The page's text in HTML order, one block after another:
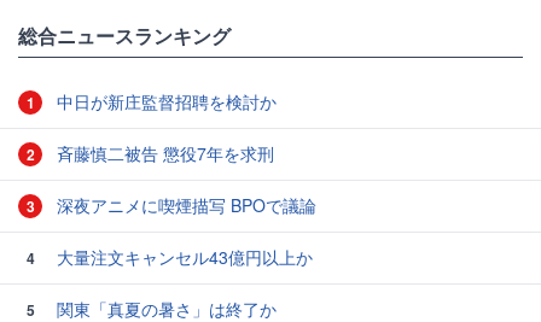
総合ニュースランキング
1 中日が新庄監督招聘を検討か
2 斉藤慎二被告 懲役7年を求刑
3 深夜アニメに喫煙描写 BPOで議論
4 大量注文キャンセル43億円以上か
5
関東「真夏の暑さ」は終了か